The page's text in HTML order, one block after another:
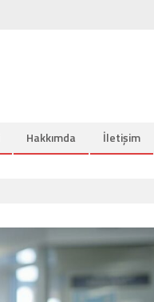
Hakkımda İletişim